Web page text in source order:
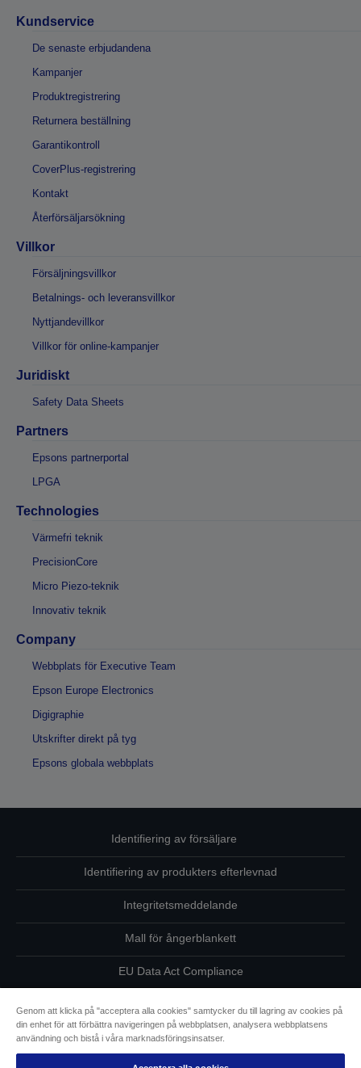
Kundservice
De senaste erbjudandena
Kampanjer
Produktregistrering
Returnera beställning
Garantikontroll
CoverPlus-registrering
Kontakt
Återförsäljarsökning
Villkor
Försäljningsvillkor
Betalnings- och leveransvillkor
Nyttjandevillkor
Villkor för online-kampanjer
Juridiskt
Safety Data Sheets
Partners
Epsons partnerportal
LPGA
Technologies
Värmefri teknik
PrecisionCore
Micro Piezo-teknik
Innovativ teknik
Company
Webbplats för Executive Team
Epson Europe Electronics
Digigraphie
Utskrifter direkt på tyg
Epsons globala webbplats
Identifiering av försäljare
Identifiering av produkters efterlevnad
Integritetsmeddelande
Mall för ångerblankett
EU Data Act Compliance
Kontakta oss angående dina uppgifter
Information om cookies
Genom att klicka på "acceptera alla cookies" samtycker du till lagring av cookies på
din enhet för att förbättra navigeringen på webbplatsen, analysera webbplatsens
användning och bistå i våra marknadsföringsinsatser.